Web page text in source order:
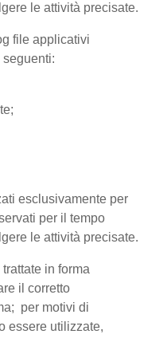
le attività precisate.
file applicativi
esclusivamente per
per il tempo
le attività precisate.
in forma
il corretto
per motivi di
essere utilizzate,